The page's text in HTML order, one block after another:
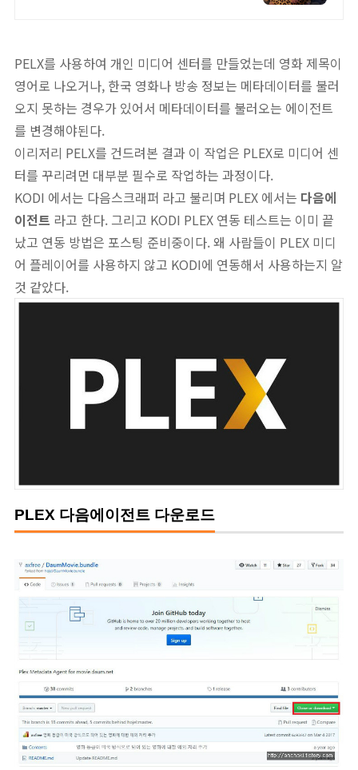
PELX를 사용하여 개인 미디어 센터를 만들었는데 영화 제목이
영어로 나오거나, 한국 영화나 방송 정보는 메타데이터를 불러
오지 못하는 경우가 있어서 메타데이터를 불러오는 에이전트
를 변경해야된다.
이리저리 PELX를 건드려본 결과 이 작업은 PLEX로 미디어 센
터를 꾸리려먼 대부분 필수로 작업하는 과정이다.
KODI 에서는 다음스크래퍼 라고 불리며 PLEX 에서는 다음에
이전트 라고 한다. 그리고 KODI PLEX 연동 테스트는 이미 끝
났고 연동 방법은 포스팅 준비중이다. 왜 사람들이 PLEX 미디
어 플레이어를 사용하지 않고 KODI에 연동해서 사용하는지 알
것 같았다.
PLEX 다음에이전트 다운로드